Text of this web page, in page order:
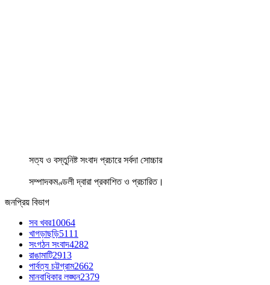
সত্য ও বস্তুনিষ্ট সংবাদ প্রচারে সর্বদা সোচ্চার
সম্পাদকমণ্ডলী দ্বারা প্রকাশিত ও প্রচারিত।
জনপ্রিয় বিভাগ
সব খবর10064
খাগড়াছড়ি5111
সংগঠন সংবাদ4282
রাঙামাটি2913
পার্বত্য চট্টগ্রাম2662
মানবাধিকার লঙ্ঘন2379